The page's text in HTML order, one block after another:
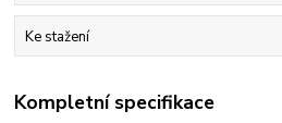
Ke stažení
Kompletní specifikace